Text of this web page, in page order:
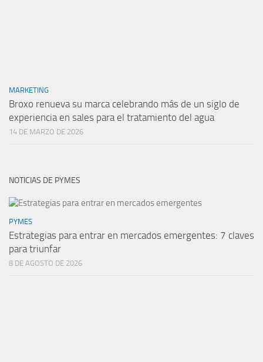
MARKETING
Broxo renueva su marca celebrando más de un siglo de
experiencia en sales para el tratamiento del agua
14 DE MARZO DE 2026
NOTICIAS DE PYMES
PYMES
Estrategias para entrar en mercados emergentes: 7 claves
para triunfar
8 DE AGOSTO DE 2026